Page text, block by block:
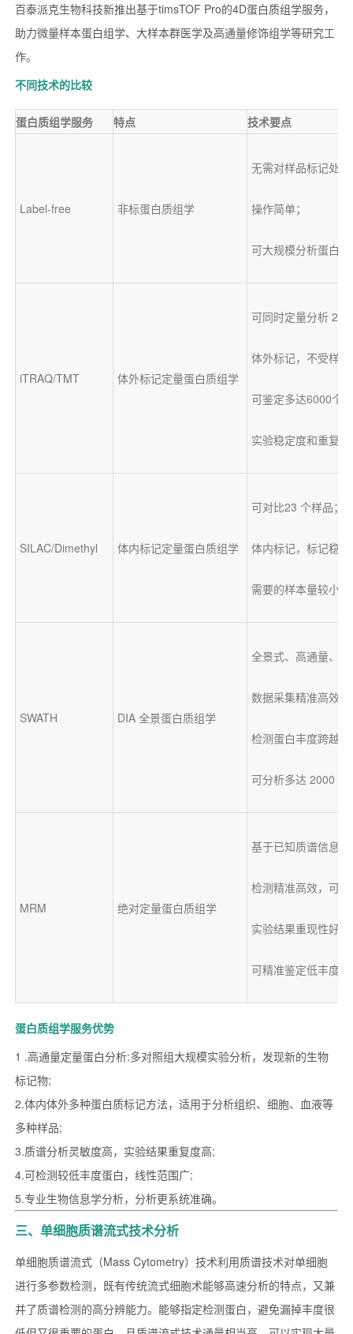
百泰派克生物科技新推出基于timsTOF Pro的4D蛋白质组学服务，
助力微量样本蛋白组学、大样本群医学及高通量修饰组学等研究工
作。
不同技术的比较
蛋白质组学服务 特点 技术要点
Label-free 非标蛋白质组学
无需对样品标记处
操作简单；
可大规模分析蛋白
iTRAQ/TMT 体外标记定量蛋白质组学
可同时定量分析 2-
体外标记，不受样
可鉴定多达6000个
实验稳定度和重复
SILAC/Dimethyl 体内标记定量蛋白质组学
可对比23 个样品；
体内标记，标记稳
需要的样本量较小
SWATH DIA 全景蛋白质组学
全景式、高通量、
数据采集精准高效
检测蛋白丰度跨越 4
可分析多达 2000 个
MRM 绝对定量蛋白质组学
基于已知质谱信息
检测精准高效，可
实验结果重现性好
可精准鉴定低丰度
蛋白质组学服务优势
1 .高通量定量蛋白分析:多对照组大规模实验分析，发现新的生物
标记物;
2.体内体外多种蛋白质标记方法，适用于分析组织、细胞、血液等
多种样品;
3.质谱分析灵敏度高，实验结果重复度高;
4.可检测较低丰度蛋白，线性范围广;
5.专业生物信息学分析，分析更系统准确。
三、单细胞质谱流式技术分析
单细胞质谱流式（Mass Cytometry）技术利用质谱技术对单细胞
进行多参数检测，既有传统流式细胞术能够高速分析的特点，又兼
并了质谱检测的高分辨能力。能够指定检测蛋白，避免漏掉丰度很